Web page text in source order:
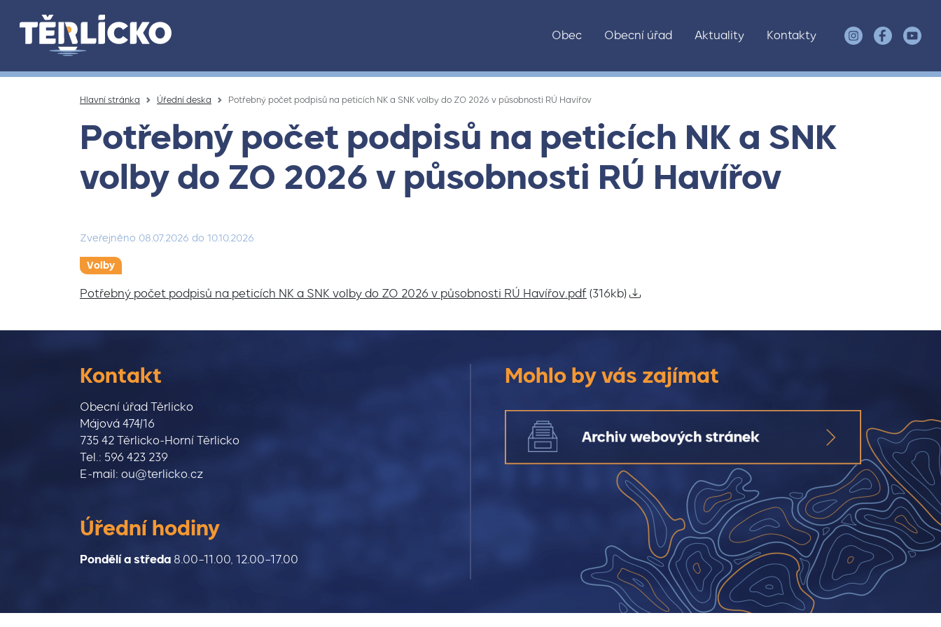
Obec Obecní úřad Aktuality Kontakty
Hlavní stránka Úřední deska Potřebný počet podpisů na peticích NK a SNK volby do ZO 2026 v působnosti RÚ Havířov
Potřebný počet podpisů na peticích NK a SNK
volby do ZO 2026 v působnosti RÚ Havířov
Zveřejněno 08.07.2026 do 10.10.2026
Volby
Potřebný počet podpisů na peticích NK a SNK volby do ZO 2026 v působnosti RÚ Havířov.pdf (316kb)
Kontakt
Obecní úřad Těrlicko
Májová 474/16
735 42 Těrlicko-Horní Těrlicko
Tel.: 596 423 239
E-mail: ou@terlicko.cz
Úřední hodiny
Pondělí a středa 8.00–11.00, 12.00–17.00
Mohlo by vás zajímat